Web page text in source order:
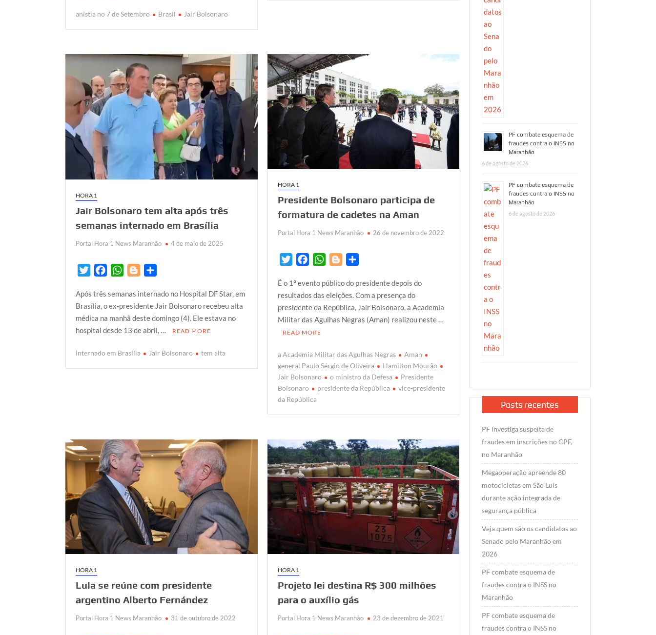
anistia no 7 de Setembro Brasil Jair Bolsonaro
HORA 1
Jair Bolsonaro tem alta após três
semanas internado em Brasília
Portal Hora 1 News Maranhão 4 de maio de 2025
i
t
t
e
c
e
b
o
k
W
a
t
s
A
p
o
g
g
e
a
r
e
Após três semanas internado no Hospital DF Star, em
Brasília, o ex-presidente Jair Bolsonaro recebeu alta
médica na manhã deste domingo (4). Ele estava no
hospital desde 13 de abril, …
READ MORE
internado em Brasília Jair Bolsonaro tem alta
HORA 1
Presidente Bolsonaro participa de
formatura de cadetes na Aman
Portal Hora 1 News Maranhão 26 de novembro de 2022
i
t
t
e
r
c
e
b
o
o
W
a
t
s
A
o
g
g
e
a
r
e
É o 1º evento público do presidente depois do
resultados das eleições. Com a presença do
presidente da República, Jair Bolsonaro, a Academia
Militar das Agulhas Negras (Aman) realizou neste …
READ MORE
a Academia Militar das Agulhas Negras
Aman
general Paulo Sérgio de Oliveira
Hamilton Mourão
Jair Bolsonaro
o ministro da Defesa
Presidente
Bolsonaro
presidente da República
vice-presidente
da República
HORA 1
Lula se reúne com presidente
argentino Alberto Fernández
Portal Hora 1 News Maranhão 31 de outubro de 2022
HORA 1
Projeto lei destina R$ 300 milhões
para o auxílio gás
Portal Hora 1 News Maranhão 23 de dezembro de 2021
PF combate esquema de
fraudes contra o INSS no
Maranhão
6 de agosto de 2026
PF combate esquema de
fraudes contra o INSS no
Maranhão
6 de agosto de 2026
Posts recentes
PF investiga suspeita de
fraudes em inscrições no CPF,
no Maranhão
Megaoperação apreende 80
motocicletas em São Luís
durante ação integrada de
segurança pública
Veja quem são os candidatos ao
Senado pelo Maranhão em
2026
PF combate esquema de
fraudes contra o INSS no
Maranhão
PF combate esquema de
fraudes contra o INSS no